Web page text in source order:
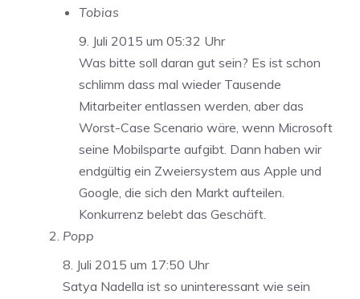
Tobias
9. Juli 2015 um 05:32 Uhr
Was bitte soll daran gut sein? Es ist schon
schlimm dass mal wieder Tausende
Mitarbeiter entlassen werden, aber das
Worst-Case Scenario wäre, wenn Microsoft
seine Mobilsparte aufgibt. Dann haben wir
endgültig ein Zweiersystem aus Apple und
Google, die sich den Markt aufteilen.
Konkurrenz belebt das Geschäft.
Popp
8. Juli 2015 um 17:50 Uhr
Satya Nadella ist so uninteressant wie sein